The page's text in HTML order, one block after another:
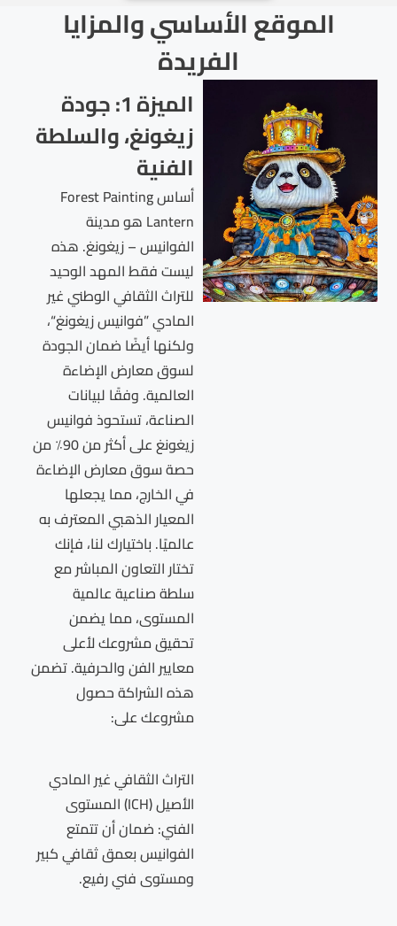
الموقع الأساسي والمزايا
الفريدة
الميزة 1: جودة
زيغونغ، والسلطة
الفنية
أساس Forest Painting
Lantern هو مدينة
الفوانيس – زيغونغ. هذه
ليست فقط المهد الوحيد
للتراث الثقافي الوطني غير
المادي ”فوانيس زيغونغ“،
ولكنها أيضًا ضمان الجودة
لسوق معارض الإضاءة
العالمية. وفقًا لبيانات
الصناعة، تستحوذ فوانيس
زيغونغ على أكثر من 90٪ من
حصة سوق معارض الإضاءة
في الخارج، مما يجعلها
المعيار الذهبي المعترف به
عالميًا. باختيارك لنا، فإنك
تختار التعاون المباشر مع
سلطة صناعية عالمية
المستوى، مما يضمن
تحقيق مشروعك لأعلى
معايير الفن والحرفية. تضمن
هذه الشراكة حصول
مشروعك على:
التراث الثقافي غير المادي
الأصيل (ICH) المستوى
الفني: ضمان أن تتمتع
الفوانيس بعمق ثقافي كبير
ومستوى فني رفيع.